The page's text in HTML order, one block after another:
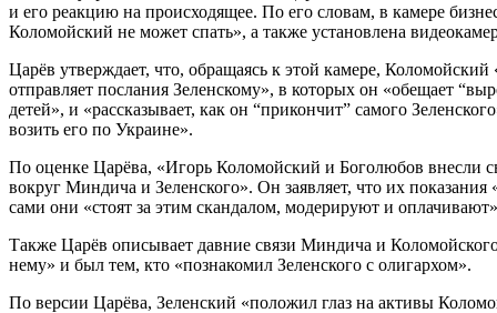
и его реакцию на происходящее. По его словам, в камере
Коломойский не может спать», а также установлена
Царёв утверждает, что, обращаясь к этой камере,
отправляет послания Зеленскому», в которых он «обещает
детей», и «рассказывает, как он “прикончит” самого
возить его по Украине».
По оценке Царёва, «Игорь Коломойский и Боголюбов внесли
вокруг Миндича и Зеленского». Он заявляет, что их
сами они «стоят за этим скандалом, модерируют и
Также Царёв описывает давние связи Миндича и
нему» и был тем, кто «познакомил Зеленского с олигархом».
По версии Царёва, Зеленский «положил глаз на активы